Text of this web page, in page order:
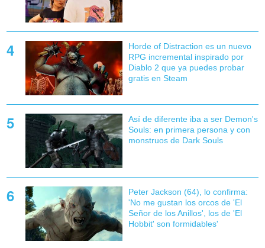
Horde of Distraction es un nuevo
RPG incremental inspirado por
Diablo 2 que ya puedes probar
gratis en Steam
Así de diferente iba a ser Demon's
Souls: en primera persona y con
monstruos de Dark Souls
Peter Jackson (64), lo confirma:
'No me gustan los orcos de 'El
Señor de los Anillos', los de 'El
Hobbit' son formidables'